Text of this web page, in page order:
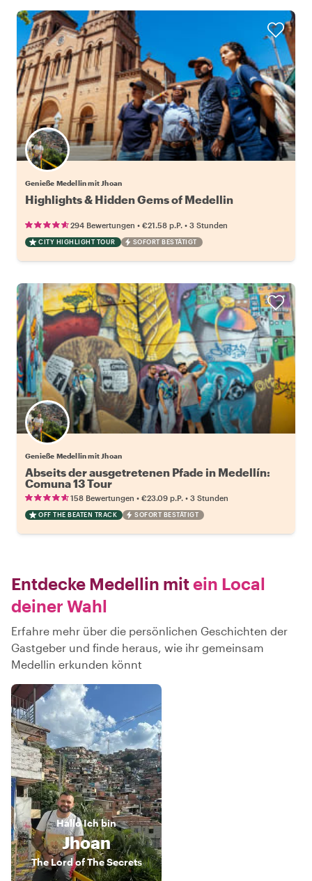
Genieße Medellin mit Jhoan
Highlights & Hidden Gems of Medellin
294 Bewertungen • €21.58 p.P. • 3 Stunden
CITY HIGHLIGHT TOUR SOFORT BESTÄTIGT
Genieße Medellin mit Jhoan
Abseits der ausgetretenen Pfade in Medellín:
Comuna 13 Tour
158 Bewertungen • €23.09 p.P. • 3 Stunden
OFF THE BEATEN TRACK SOFORT BESTÄTIGT
Entdecke Medellin mitein Local
deiner Wahl
Erfahre mehr über die persönlichen Geschichten der
Gastgeber und finde heraus, wie ihr gemeinsam
Medellin erkunden könnt
HalloIch bin
Jhoan
The Lord of The Secrets